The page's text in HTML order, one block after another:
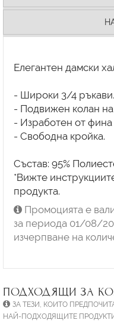
Елегантен дамски
- Широки 3/4 ръкави.
- Подвижен колан на
- Изработен от фина
- Свободна кройка.
Състав: 95%
*Вижте
продукта.
Промоцията е
за периода 01/08/
изчерпване на
ПОДХОДЯЩИ ЗА
ЗА ТЕЗИ, КОИТО
НАЙ-ПОДХОДЯЩИТЕ